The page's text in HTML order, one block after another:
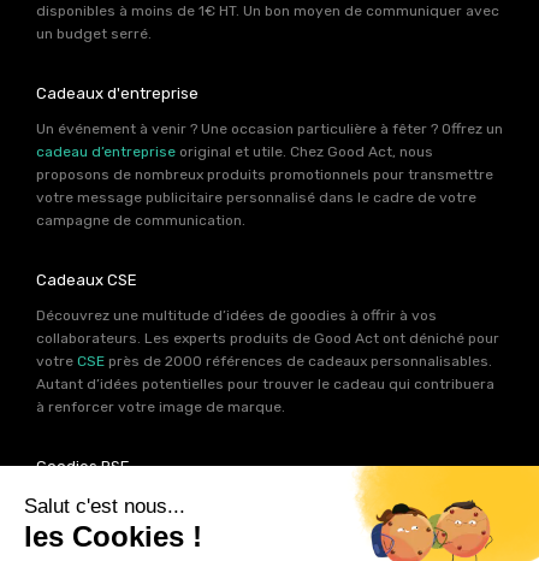
disponibles à moins de 1€ HT. Un bon moyen de communiquer avec
un budget serré.
Cadeaux d'entreprise
Un événement à venir ? Une occasion particulière à fêter ? Offrez un
cadeau d’entreprise original et utile. Chez Good Act, nous
proposons de nombreux produits promotionnels pour transmettre
votre message publicitaire personnalisé dans le cadre de votre
campagne de communication.
Cadeaux CSE
Découvrez une multitude d’idées de goodies à offrir à vos
collaborateurs. Les experts produits de Good Act ont déniché pour
votre CSE près de 2000 références de cadeaux personnalisables.
Autant d’idées potentielles pour trouver le cadeau qui contribuera
à renforcer votre image de marque.
Goodies RSE
Vous souhaitez communiquer en accord avec vos valeurs ? Ca
tombe bien ! Un grand nombre de produits présents sur Good Act
sont fabriqués en France et en Europe.
Notre sélection RSEvous